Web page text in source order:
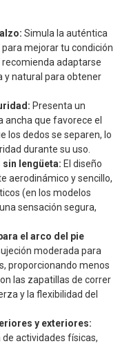
Simula la auténtica
mejorar tu condición
adaptarse
y natural para obtener
Presenta un
ancha que favorece el
los dedos se separen, lo
durante su uso.
lengüeta: El diseño
aerodinámico y sencillo,
(en los modelos
sensación segura,
el arco del pie
moderada para
proporcionando menos
las zapatillas de correr
y ​​la flexibilidad del
y exteriores:
actividades físicas,